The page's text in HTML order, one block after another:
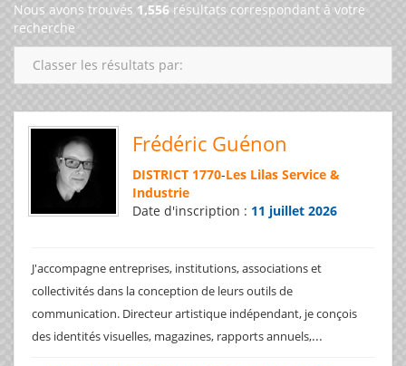
Nous avons trouvés 1,556 résultats correspondant à votre
recherche
Classer les résultats par:
Frédéric Guénon
DISTRICT 1770-Les Lilas Service &
Industrie
Date d'inscription : 11 juillet 2026
J'accompagne entreprises, institutions, associations et
collectivités dans la conception de leurs outils de
communication. Directeur artistique indépendant, je conçois
des identités visuelles, magazines, rapports annuels,...